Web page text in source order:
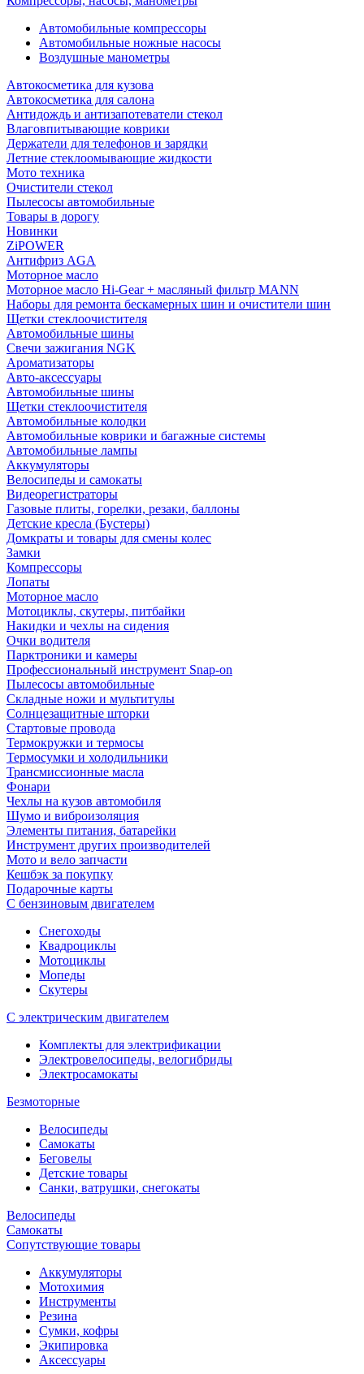
Автомобильные компрессоры
Автомобильные ножные насосы
Воздушные манометры
Автокосметика для кузова
Автокосметика для салона
Антидождь и антизапотеватели стекол
Влаговпитывающие коврики
Держатели для телефонов и зарядки
Летние стеклоомывающие жидкости
Мото техника
Очистители стекол
Пылесосы автомобильные
Товары в дорогу
Новинки
ZiPOWER
Антифриз AGA
Моторное масло
Моторное масло Hi-Gear + масляный фильтр MANN
Наборы для ремонта бескамерных шин и очистители шин
Щетки стеклоочистителя
Автомобильные шины
Свечи зажигания NGK
Ароматизаторы
Авто-аксессуары
Автомобильные шины
Щетки стеклоочистителя
Автомобильные колодки
Автомобильные коврики и багажные системы
Автомобильные лампы
Аккумуляторы
Велосипеды и самокаты
Видеорегистраторы
Газовые плиты, горелки, резаки, баллоны
Детские кресла (Бустеры)
Домкраты и товары для смены колес
Замки
Компрессоры
Лопаты
Моторное масло
Мотоциклы, скутеры, питбайки
Накидки и чехлы на сидения
Очки водителя
Парктроники и камеры
Профессиональный инструмент Snap-on
Пылесосы автомобильные
Складные ножи и мультитулы
Солнцезащитные шторки
Стартовые провода
Термокружки и термосы
Термосумки и холодильники
Трансмиссионные масла
Фонари
Чехлы на кузов автомобиля
Шумо и виброизоляция
Элементы питания, батарейки
Инструмент других производителей
Мото и вело запчасти
Кешбэк за покупку
Подарочные карты
С бензиновым двигателем
Снегоходы
Квадроциклы
Мотоциклы
Мопеды
Скутеры
С электрическим двигателем
Комплекты для электрификации
Электровелосипеды, велогибриды
Электросамокаты
Безмоторные
Велосипеды
Самокаты
Беговелы
Детские товары
Санки, ватрушки, снегокаты
Велосипеды
Самокаты
Сопутствующие товары
Аккумуляторы
Мотохимия
Инструменты
Резина
Сумки, кофры
Экипировка
Аксессуары